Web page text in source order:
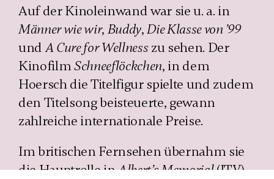
Auf der Kinoleinwand war sie u. a. in
Männer wie wir, Buddy,Die Klasse von ’99
undA Cure for Wellness zu sehen. Der
KinofilmSchnee­flöckchen, in dem
Hoersch die Titelfigur spielte und zudem
den Titelsong beisteuerte, gewann
zahlreiche internationale Preise.
Im britischen Fernsehen übernahm sie
die Hauptrolle inAlbert’s Memorial(ITV)